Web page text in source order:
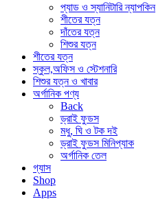
প্যাড ও স্যানিটারি ন্যাপকিন
শীতের যত্ন
দাঁতের যত্ন
শিশুর যত্ন
শীতের যত্ন
স্কুল,অফিস ও স্টেশনারি
শিশুর যত্ন ও খাবার
অর্গানিক পণ্য
Back
ড্রাই ফুডস
মধু, ঘি ও টক দই
ড্রাই ফুডস মিনিপ্যাক
অর্গানিক তেল
গ্যাস
Shop
Apps